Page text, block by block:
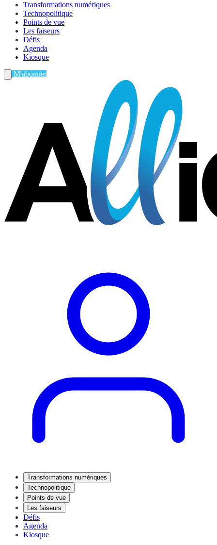
Transformations numériques
Technopolitique
Points de vue
Les faiseurs
Défis
Agenda
Kiosque
M'abonner
Transformations numériques
Technopolitique
Points de vue
Les faiseurs
Défis
Agenda
Kiosque